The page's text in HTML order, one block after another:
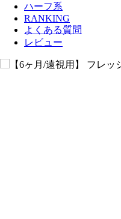
ハーフ系
RANKING
よくある質問
レビュー